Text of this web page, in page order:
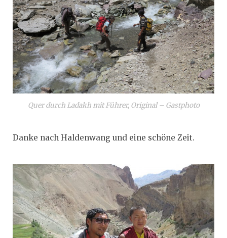
Quer durch Ladakh mit Führer, Original – Gastphoto
Danke nach Haldenwang und eine schöne Zeit.